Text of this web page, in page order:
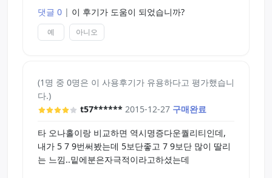
제품입니다,
댓글 0 | 이 후기가 도움이 되었습니까?
예 아니오
(1명 중 0명은 이 사용후기가 유용하다고 평가했습니
다.)
t57****** 2015-12-27 구매완료
타 오나홀이랑 비교하면 역시명증다운퀄리티인데,
내가 5 7 9번써봤는데 5보단좋고 7 9보단 많이 딸리
는 느낌..밑에분은자극적이라고하셨는데